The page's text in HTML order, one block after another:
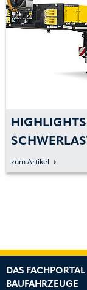
zum Artikel
DAS
BAUFAHRZEUGE